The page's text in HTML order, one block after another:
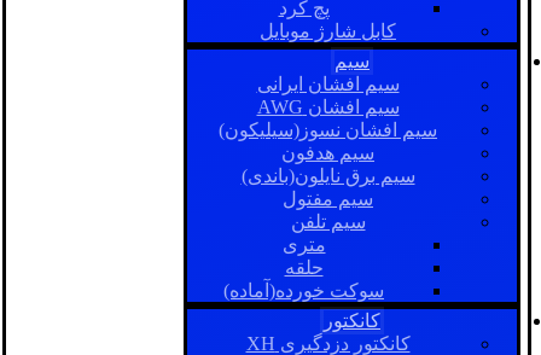
پچ کرد
کابل شارژ موبایل
سیم
سیم افشان ایرانی
سیم افشان AWG
سیم افشان نسوز(سیلیکون)
سیم هدفون
سیم برق نایلون(باندی)
سیم مفتول
سیم تلفن
متری
حلقه
سوکت خورده(آماده)
کانکتور
کانکتور دزدگیری XH